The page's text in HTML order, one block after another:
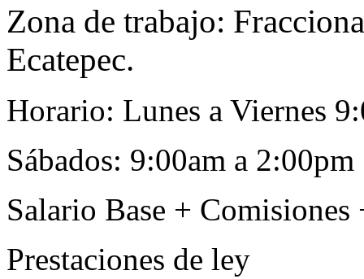
Zona de trabajo:
Ecatepec.
Horario: Lunes a Viernes
Sábados: 9:00am a 2:00pm
Salario Base + Comisiones
Prestaciones de ley